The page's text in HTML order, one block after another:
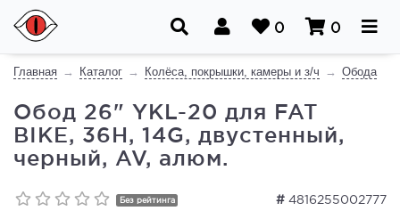
0 0
Главная Каталог Колёса, покрышки, камеры и з/ч Обода
Обод 26" YKL-20 для FAT
BIKE, 36H, 14G, двустенный,
черный, AV, алюм.
# 4816255002777
Без рейтинга